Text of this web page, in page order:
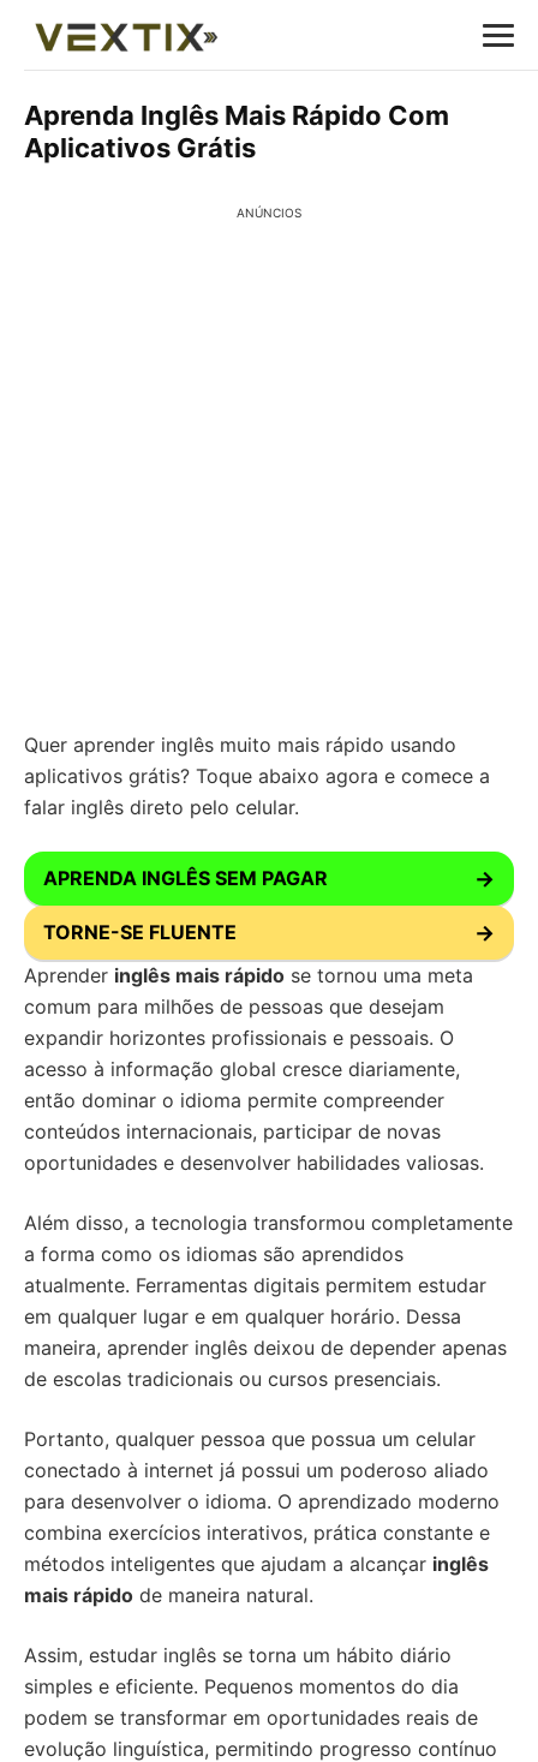
Aprenda Inglês Mais Rápido Com
Aplicativos Grátis
ANÚNCIOS
Quer aprender inglês muito mais rápido usando
aplicativos grátis? Toque abaixo agora e comece a
falar inglês direto pelo celular.
APRENDA INGLÊS SEM PAGAR →
TORNE-SE FLUENTE →
Aprender inglês mais rápido se tornou uma meta
comum para milhões de pessoas que desejam
expandir horizontes profissionais e pessoais. O
acesso à informação global cresce diariamente,
então dominar o idioma permite compreender
conteúdos internacionais, participar de novas
oportunidades e desenvolver habilidades valiosas.
Além disso, a tecnologia transformou completamente
a forma como os idiomas são aprendidos
atualmente. Ferramentas digitais permitem estudar
em qualquer lugar e em qualquer horário. Dessa
maneira, aprender inglês deixou de depender apenas
de escolas tradicionais ou cursos presenciais.
Portanto, qualquer pessoa que possua um celular
conectado à internet já possui um poderoso aliado
para desenvolver o idioma. O aprendizado moderno
combina exercícios interativos, prática constante e
métodos inteligentes que ajudam a alcançar inglês
mais rápido de maneira natural.
Assim, estudar inglês se torna um hábito diário
simples e eficiente. Pequenos momentos do dia
podem se transformar em oportunidades reais de
evolução linguística, permitindo progresso contínuo